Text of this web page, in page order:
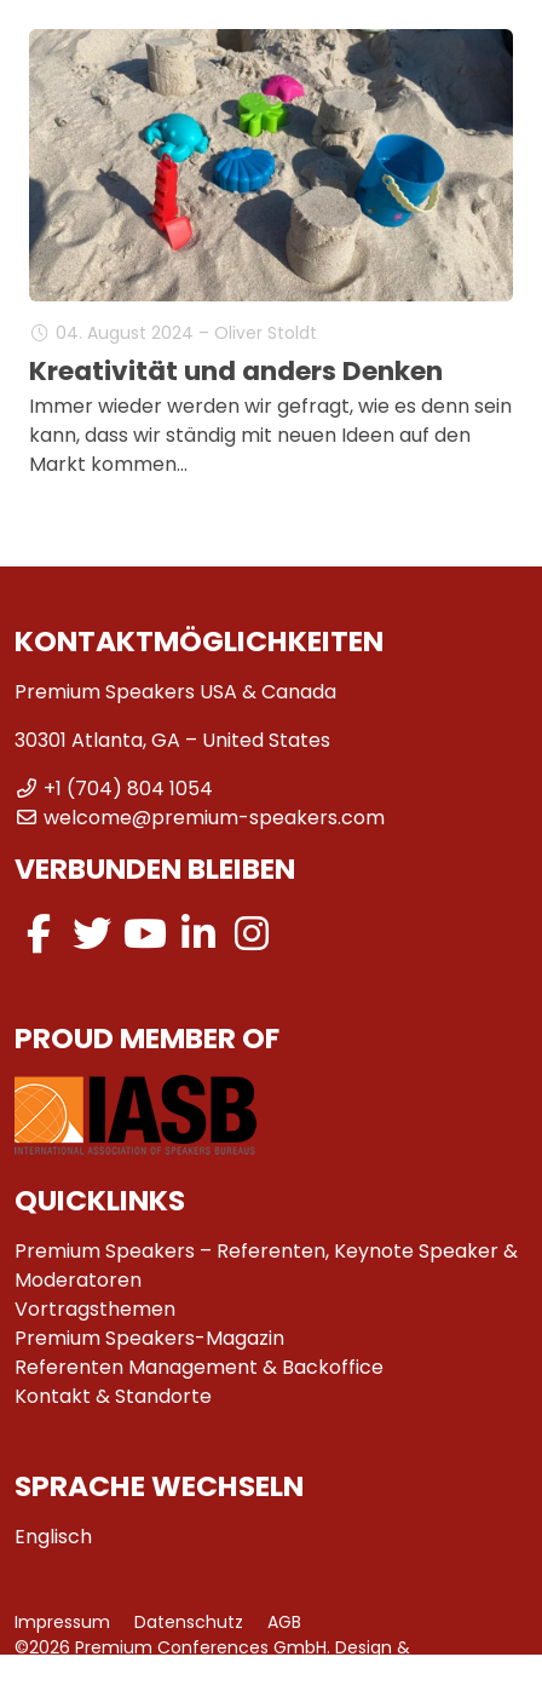
04. August 2024 – Oliver Stoldt
Kreativität und anders Denken
Immer wieder werden wir gefragt, wie es denn sein
kann, dass wir ständig mit neuen Ideen auf den
Markt kommen…
KONTAKTMÖGLICHKEITEN
Premium Speakers USA & Canada
30301 Atlanta, GA – United States
+1 (704) 804 1054
welcome@premium-speakers.com
VERBUNDEN BLEIBEN
PROUD MEMBER OF
QUICKLINKS
Premium Speakers – Referenten, Keynote Speaker &
Moderatoren
Vortragsthemen
Premium Speakers-Magazin
Referenten Management & Backoffice
Kontakt & Standorte
SPRACHE WECHSELN
Englisch
©2026 Premium Conferences GmbH. Design &
Impressum Datenschutz AGB